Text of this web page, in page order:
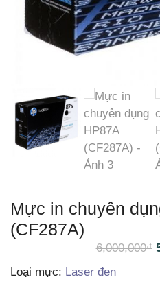
Mực in chuyên
(CF287A)
6,000,000₫
Loại mực: Laser đen